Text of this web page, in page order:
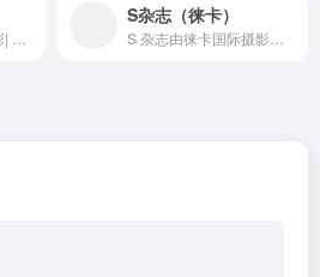
S杂志（徕卡）